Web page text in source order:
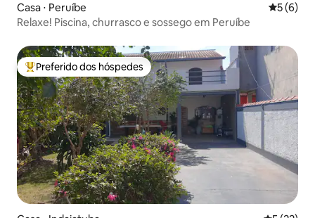
Casa ⋅ Peruíbe 5 de
5 (6)
Relaxe! Piscina, churrasco e sossego em Peruíbe
Entre os melhores preferidos dos hóspedes
Preferido dos hóspedes